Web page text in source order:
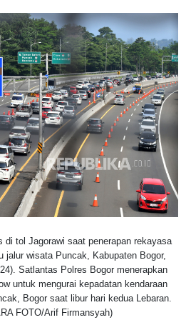
di tol Jagorawi saat penerapan rekayasa
jalur wisata Puncak, Kabupaten Bogor,
Satlantas Polres Bogor menerapkan
untuk mengurai kepadatan kendaraan
Bogor saat libur hari kedua Lebaran.
FOTO/Arif Firmansyah)